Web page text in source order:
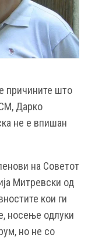
причините што
Дарко
не е впишан
на Советот
Митревски од
кои ги
носење одлуки
но не со